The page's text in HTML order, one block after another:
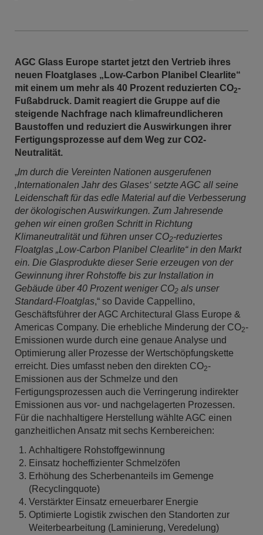
AGC Glass Europe startet jetzt den Vertrieb ihres
neuen Floatglases „Low-Carbon Planibel Clearlite“
mit einem um mehr als 40 Prozent reduzierten CO2-
Fußabdruck. Damit reagiert die Gruppe auf die
steigende Nachfrage nach klimafreundlicheren
Baustoffen und reduziert die Auswirkungen ihrer
Fertigungsprozesse auf dem Weg zur CO2-
Neutralität.
„Im durch die Vereinten Nationen ausgerufenen
‚Internationalen Jahr des Glases‘ setzte AGC all seine
Leidenschaft für das edle Material auf die Verbesserung
der ökologischen Auswirkungen. Zum Jahresende
gehen wir einen großen Schritt in Richtung
Klimaneutralität und führen unser CO2-reduziertes
Floatglas „Low-Carbon Planibel Clearlite“ in den Markt
ein. Die Glasprodukte dieser Serie erzeugen von der
Gewinnung ihrer Rohstoffe bis zur Installation in
Gebäude über 40 Prozent weniger CO2 als unser
Standard-Floatglas,“ so Davide Cappellino,
Geschäftsführer der AGC Architectural Glass Europe &
Americas Company. Die erhebliche Minderung der CO2-
Emissionen wurde durch eine genaue Analyse und
Optimierung aller Prozesse der Wertschöpfungskette
erreicht. Dies umfasst neben den direkten CO2-
Emissionen aus der Schmelze und den
Fertigungsprozessen auch die Verringerung indirekter
Emissionen aus vor- und nachgelagerten Prozessen.
Für die nachhaltigere Herstellung wählte AGC einen
ganzheitlichen Ansatz mit sechs Kernbereichen:
Achhaltigere Rohstoffgewinnung
Einsatz hocheffizienter Schmelzöfen
Erhöhung des Scherbenanteils im Gemenge
(Recyclingquote)
Verstärkter Einsatz erneuerbarer Energie
Optimierte Logistik zwischen den Standorten zur
Weiterbearbeitung (Laminierung, Veredelung)